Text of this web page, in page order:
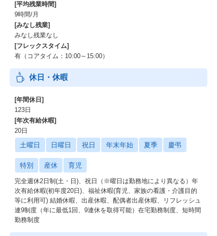
[平均残業時間]
9時間/月
[みなし残業]
みなし残業なし
[フレックスタイム]
有（コアタイム：10:00～15:00）
休日・休暇
[年間休日]
123日
[年次有給休暇]
20日
土曜日 日曜日 祝日 年末年始 夏季 慶弔
特別 産休 育児
完全週休2日制(土・日)、祝日（※曜日は勤務地により異なる）年
次有給休暇(初年度20日)、福祉休暇(育児、家族の看護・介護目的
等に利用可) 結婚休暇、出産休暇、配偶者出産休暇、リフレッシュ
連9制度（年に最低1回、9連休を取得可能）在宅勤務制度、短時間
勤務制度